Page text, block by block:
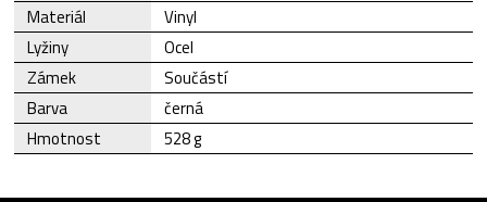
Materiál
Vinyl
Lyžiny
Ocel
Zámek
Součástí
Barva
černá
Hmotnost
528 g